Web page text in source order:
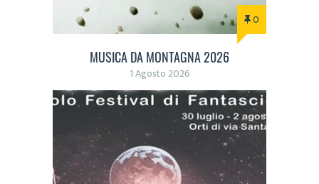
0
MUSICA DA MONTAGNA 2026
1 Agosto 2026